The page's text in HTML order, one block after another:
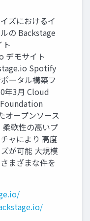
ズにおけるイ
の Backstage
ト
デモサイト
Spotify
ータル構築フ
年3月 Cloud
オープンソース
柔軟性の高いプ
ャにより 高度
が可能 大規模
まざまな件を